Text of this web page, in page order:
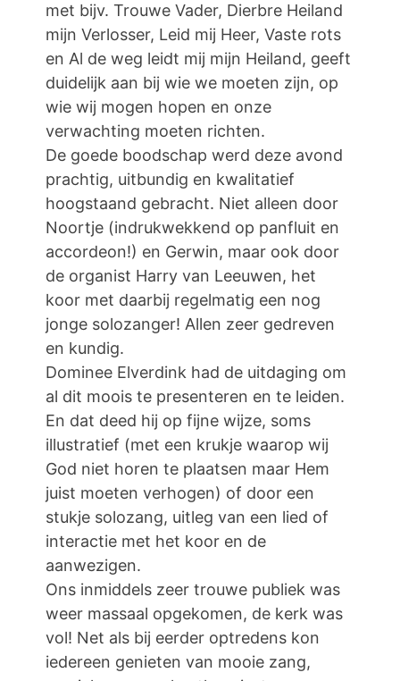
met bijv. Trouwe Vader, Dierbre Heiland
mijn Verlosser, Leid mij Heer, Vaste rots
en Al de weg leidt mij mijn Heiland, geeft
duidelijk aan bij wie we moeten zijn, op
wie wij mogen hopen en onze
verwachting moeten richten.
De goede boodschap werd deze avond
prachtig, uitbundig en kwalitatief
hoogstaand gebracht. Niet alleen door
Noortje (indrukwekkend op panfluit en
accordeon!) en Gerwin, maar ook door
de organist Harry van Leeuwen, het
koor met daarbij regelmatig een nog
jonge solozanger! Allen zeer gedreven
en kundig.
Dominee Elverdink had de uitdaging om
al dit moois te presenteren en te leiden.
En dat deed hij op fijne wijze, soms
illustratief (met een krukje waarop wij
God niet horen te plaatsen maar Hem
juist moeten verhogen) of door een
stukje solozang, uitleg van een lied of
interactie met het koor en de
aanwezigen.
Ons inmiddels zeer trouwe publiek was
weer massaal opgekomen, de kerk was
vol! Net als bij eerder optredens kon
iedereen genieten van mooie zang,